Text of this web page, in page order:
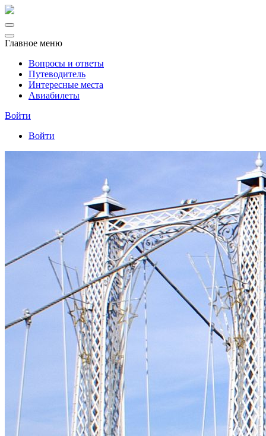
Главное меню
Вопросы и ответы
Путеводитель
Интересные места
Авиабилеты
Войти
Войти